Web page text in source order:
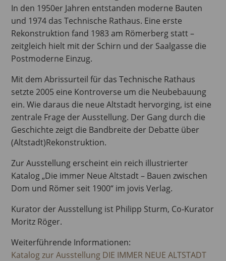
In den 1950er Jahren entstanden moderne Bauten
und 1974 das Technische Rathaus. Eine erste
Rekonstruktion fand 1983 am Römerberg statt –
zeitgleich hielt mit der Schirn und der Saalgasse die
Postmoderne Einzug.
Mit dem Abrissurteil für das Technische Rathaus
setzte 2005 eine Kontroverse um die Neubebauung
ein. Wie daraus die neue Altstadt hervorging, ist eine
zentrale Frage der Ausstellung. Der Gang durch die
Geschichte zeigt die Bandbreite der Debatte über
(Altstadt)Rekonstruktion.
Zur Ausstellung erscheint ein reich illustrierter
Katalog „Die immer Neue Altstadt – Bauen zwischen
Dom und Römer seit 1900“ im jovis Verlag.
Kurator der Ausstellung ist Philipp Sturm, Co-Kurator
Moritz Röger.
Weiterführende Informationen:
Katalog zur Ausstellung DIE IMMER NEUE ALTSTADT